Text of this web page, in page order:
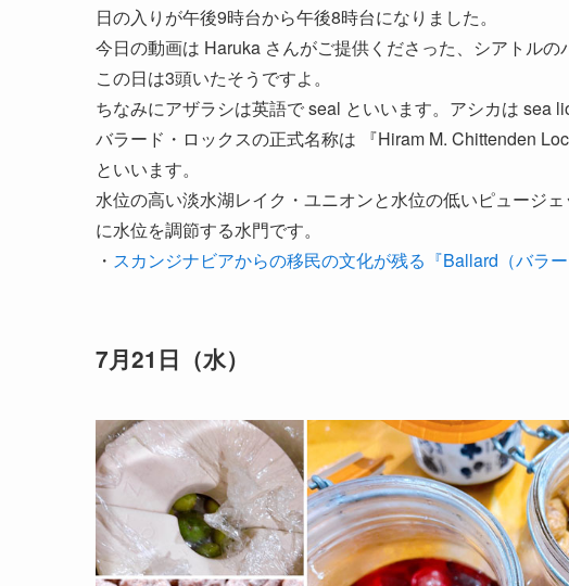
日の入りが午後9時台から午後8時台になりました。
今日の動画は Haruka さんがご提供くださった、シアトル
この日は3頭いたそうですよ。
ちなみにアザラシは英語で seal といいます。アシカは sea
バラード・ロックスの正式名称は 『Hiram M. Chittenden
といいます。
水位の高い淡水湖レイク・ユニオンと水位の低いピュージ
に水位を調節する水門です。
・ スカンジナビアからの移民の文化が残る『Ballard（バラー
7月21日（水）